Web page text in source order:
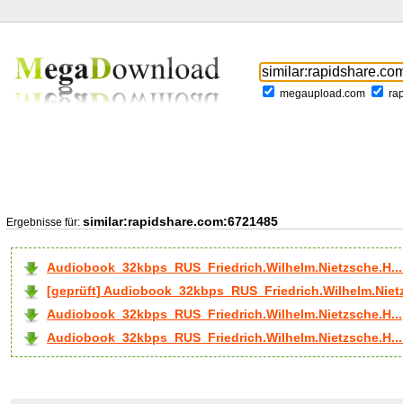
megaupload.com
Ergebnisse für: similar:rapidshare.com:6721485
[geprüft]
Audiobook_32kbps_RUS_Friedrich.Wilhelm.Nietzsche.H...